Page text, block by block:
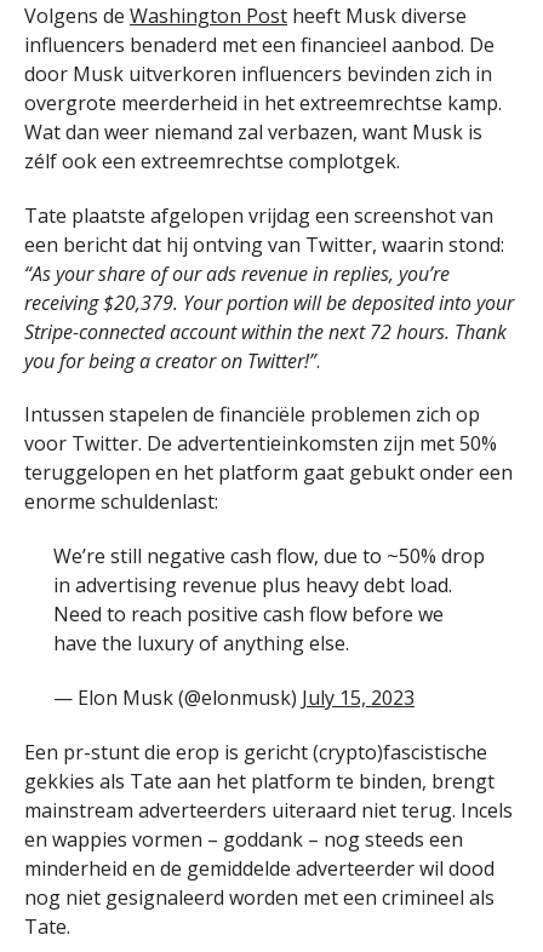
Volgens de Washington Post heeft Musk diverse
influencers benaderd met een financieel aanbod. De
door Musk uitverkoren influencers bevinden zich in
overgrote meerderheid in het extreemrechtse kamp.
Wat dan weer niemand zal verbazen, want Musk is
zélf ook een extreemrechtse complotgek.
Tate plaatste afgelopen vrijdag een screenshot van
een bericht dat hij ontving van Twitter, waarin stond:
“As your share of our ads revenue in replies, you’re
receiving $20,379. Your portion will be deposited into your
Stripe-connected account within the next 72 hours. Thank
you for being a creator on Twitter!”.
Intussen stapelen de financiële problemen zich op
voor Twitter. De advertentieinkomsten zijn met 50%
teruggelopen en het platform gaat gebukt onder een
enorme schuldenlast:
We’re still negative cash flow, due to ~50% drop
in advertising revenue plus heavy debt load.
Need to reach positive cash flow before we
have the luxury of anything else.
— Elon Musk (@elonmusk) July 15, 2023
Een pr-stunt die erop is gericht (crypto)fascistische
gekkies als Tate aan het platform te binden, brengt
mainstream adverteerders uiteraard niet terug. Incels
en wappies vormen – goddank – nog steeds een
minderheid en de gemiddelde adverteerder wil dood
nog niet gesignaleerd worden met een crimineel als
Tate.